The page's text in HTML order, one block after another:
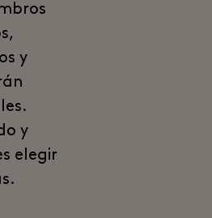
y
y
elegir